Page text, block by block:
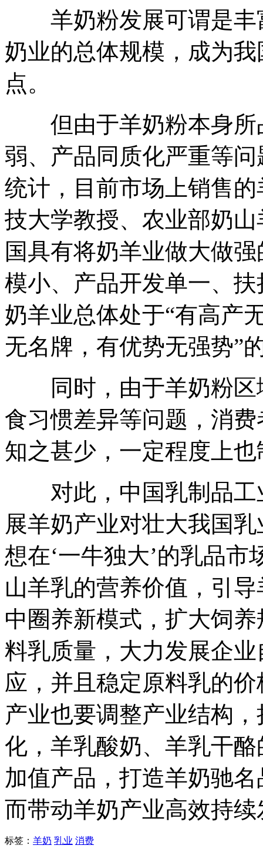
羊奶粉发展可谓是丰
奶业的总体规模，成为
点。
但由于羊奶粉本身所
弱、产品同质化严重等
统计，目前市场上销售
技大学教授、农业部奶
国具有将奶羊业做大做
模小、产品开发单一、
奶羊业总体处于“有高产
无名牌，有优势无强势”
同时，由于羊奶粉区
食习惯差异等问题，消
知之甚少，一定程度上
对此，中国乳制品工
展羊奶产业对壮大我国
想在‘一牛独大’的乳品市
山羊乳的营养价值，引
中圈养新模式，扩大饲
料乳质量，大力发展企
应，并且稳定原料乳的
产业也要调整产业结构
化，羊乳酸奶、羊乳干
加值产品，打造羊奶驰
而带动羊奶产业高效持续
标签： 羊奶 乳业 消费